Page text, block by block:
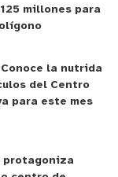
millones para
la nutrida
del Centro
para este mes
protagoniza